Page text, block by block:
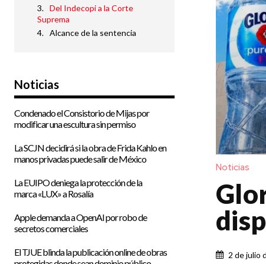
Del Indecopi a la Corte
Suprema
Alcance de la sentencia
Noticias
Condenado el Consistorio de Mijas por
modificar una escultura sin permiso
La SCJN decidirá si la obra de Frida Kahlo en
manos privadas puede salir de México
La EUIPO deniega la protección de la
marca «LUX» a Rosalía
Apple demanda a OpenAI por robo de
secretos comerciales
El TJUE blinda la publicación online de obras
Noticias
2 de julio